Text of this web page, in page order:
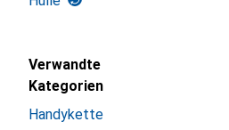
Verwandte
Kategorien
Handykette